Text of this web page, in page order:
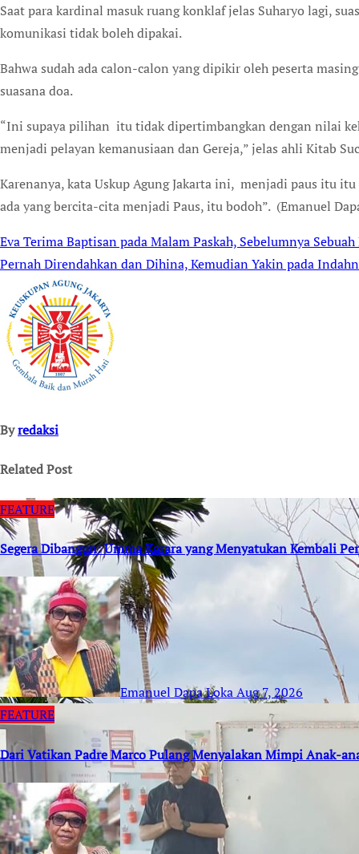
Saat para kardinal masuk ruang konklaf jelas Suharyo lagi,
komunikasi tidak boleh dipakai.
Bahwa sudah ada calon-calon yang dipikir oleh peserta
suasana doa.
“Ini supaya pilihan itu tidak dipertimbangkan dengan nilai
menjadi pelayan kemanusiaan dan Gereja,” jelas ahli Kitab
Karenanya, kata Uskup Agung Jakarta ini, menjadi paus itu
ada yang bercita-cita menjadi Paus, itu bodoh”. (Emanuel
Post
navigation
Eva Terima Baptisan pada Malam Paskah, Sebelumnya
Pernah Direndahkan dan Dihina, Kemudian Yakin pada
Byredaksi
Related Post
FEATURE
Segera Dibangun: Umma Karara yang Menyatukan Kembali
Emanuel Dapa LokaAug 7, 2026
FEATURE
Dari Vatikan Padre Marco Pulang Menyalakan Mimpi Anak-